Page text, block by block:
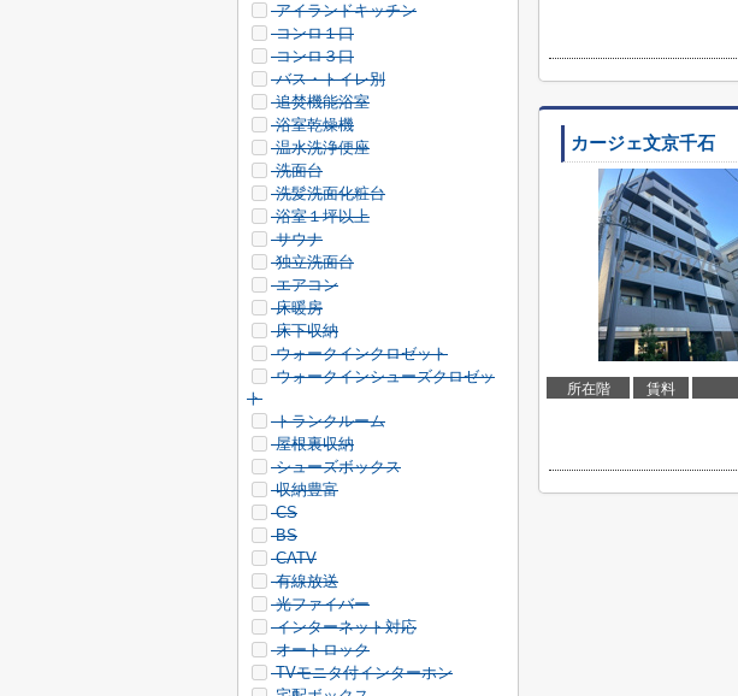
カージェ文京千石
所在階 賃料
アイランドキッチン
コンロ１口
コンロ３口
バス・トイレ別
追焚機能浴室
浴室乾燥機
温水洗浄便座
洗面台
洗髪洗面化粧台
浴室１坪以上
サウナ
独立洗面台
エアコン
床暖房
床下収納
ウォークインクロゼット
ウォークインシューズクロゼッ
ト
トランクルーム
屋根裏収納
シューズボックス
収納豊富
CS
BS
CATV
有線放送
光ファイバー
インターネット対応
オートロック
TVモニタ付インターホン